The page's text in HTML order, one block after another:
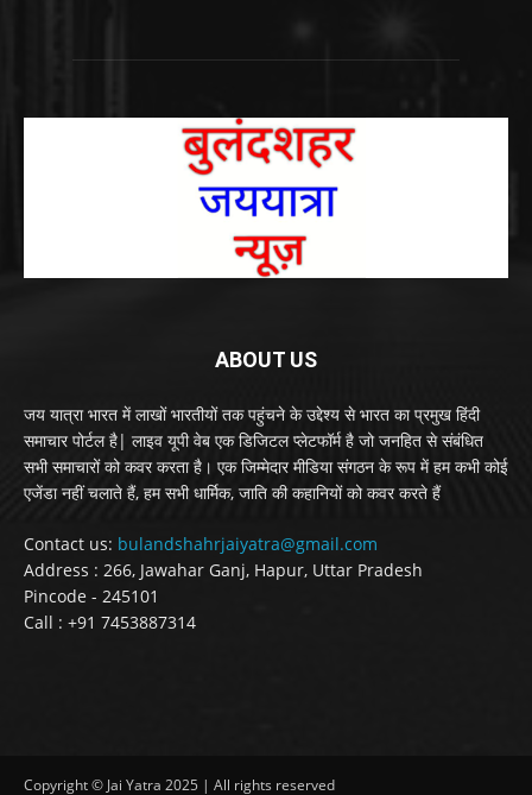
ABOUT US
जय यात्रा भारत में लाखों भारतीयों तक पहुंचने के उद्देश्य से भारत का प्रमुख हिंदी
समाचार पोर्टल है| लाइव यूपी वेब एक डिजिटल प्लेटफॉर्म है जो जनहित से संबंधित
सभी समाचारों को कवर करता है। एक जिम्मेदार मीडिया संगठन के रूप में हम कभी कोई
एजेंडा नहीं चलाते हैं, हम सभी धार्मिक, जाति की कहानियों को कवर करते हैं
Contact us: bulandshahrjaiyatra@gmail.com
Address : 266, Jawahar Ganj, Hapur, Uttar Pradesh
Pincode - 245101
Call : +91 7453887314
Copyright © Jai Yatra 2025 | All rights reserved